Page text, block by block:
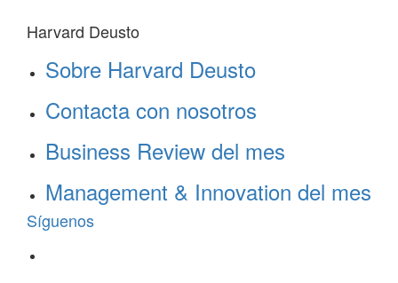
Harvard Deusto
Sobre Harvard Deusto
Contacta con nosotros
Business Review del mes
Management & Innovation del mes
Síguenos